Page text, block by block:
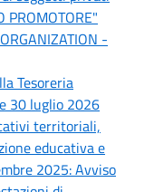
-
Tesoreria
30 luglio 2026
territoriali,
educativa e
2025: Avviso